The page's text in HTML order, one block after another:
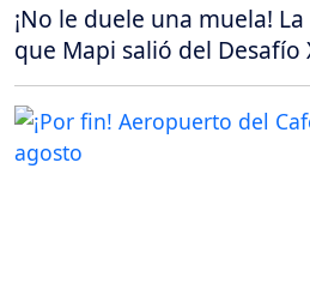
¡No le duele una muela!
que Mapi salió del Desafío